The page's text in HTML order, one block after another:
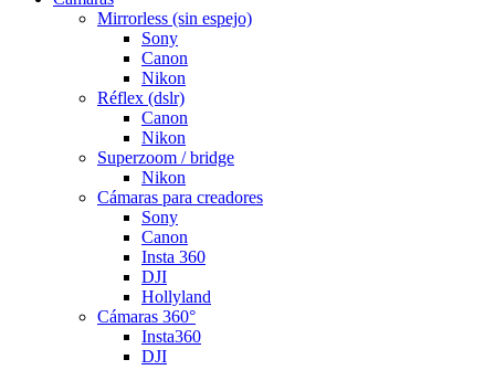
Mirrorless (sin espejo)
Sony
Canon
Nikon
Réflex (dslr)
Canon
Nikon
Superzoom / bridge
Nikon
Cámaras para creadores
Sony
Canon
Insta 360
DJI
Hollyland
Cámaras 360°
Insta360
DJI